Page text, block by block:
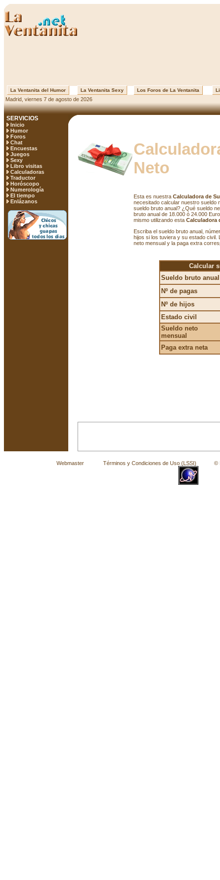
La Ventanita del Humor La Ventanita Sexy Los Foros de La Ventanita
Madrid, viernes 7 de agosto de 2026
SERVICIOS
Inicio
Humor
Foros
Chat
Encuestas
Juegos
Sexy
Libro visitas
Calculadoras
Traductor
Horóscopo
Numerología
El tiempo
Enlázanos
Neto
Esta es nuestra Calculadora de
necesitado calcular nuestro sueldo
sueldo bruto anual? ¿Qué sueldo
bruto anual de 18.000 ó 24.000
mismo utilizando esta Calculadora
Escriba el sueldo bruto anual,
hijos si los tuviera y su estado civil.
neto mensual y la paga extra
Calcular
Sueldo bruto anual
Nº de pagas
Nº de hijos
Estado civil
Sueldo neto
mensual
Paga extra neta
Webmaster Términos y Condiciones de Uso (LSSI) © La